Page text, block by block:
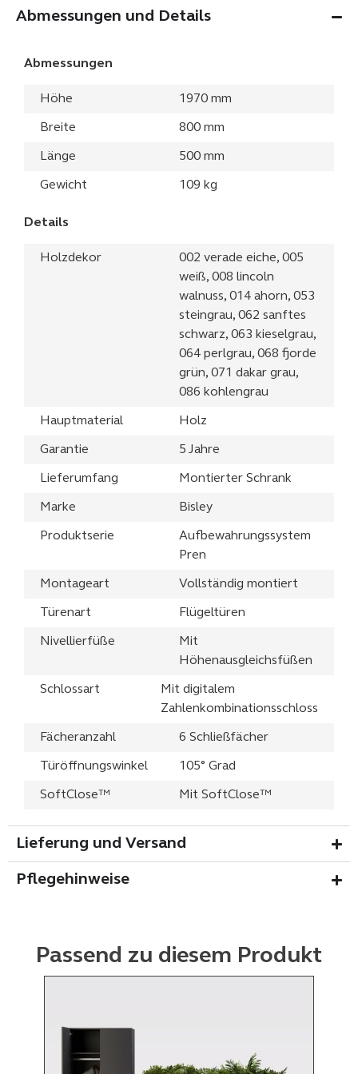
Abmessungen und Details
Abmessungen
Höhe 1970 mm
Breite 800 mm
Länge 500 mm
Gewicht 109 kg
Details
Holzdekor
002 verade eiche, 005
weiß, 008 lincoln
walnuss, 014 ahorn, 053
steingrau, 062 sanftes
schwarz, 063 kieselgrau,
064 perlgrau, 068 fjorde
grün, 071 dakar grau,
086 kohlengrau
Hauptmaterial Holz
Garantie 5 Jahre
Lieferumfang Montierter Schrank
Marke Bisley
Produktserie
Aufbewahrungssystem
Pren
Montageart Vollständig montiert
Türenart Flügeltüren
Nivellierfüße
Mit
Höhenausgleichsfüßen
Schlossart
Mit digitalem
Zahlenkombinationsschloss
Fächeranzahl 6 Schließfächer
Türöffnungswinkel 105° Grad
SoftClose™ Mit SoftClose™
Lieferung und Versand
Pflegehinweise
Passend zu diesem Produkt